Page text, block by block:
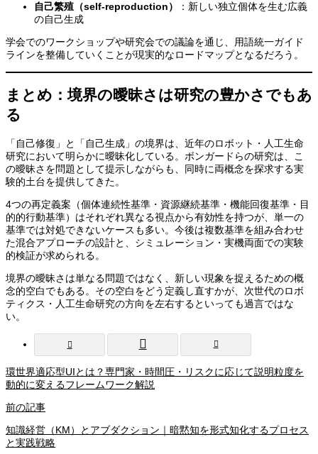
自己繁殖（self-reproduction）
：新しい独立個体を生む広義
の自己生成
学会でのワークショップや研究会での議論を通じ、用語統一ガイド
ラインを整備していくことが現実的なロードマップとなるだろう。
まとめ：境界の曖昧さは研究の豊かさでもあ
る
「自己修復」と「自己生成」の境界は、近年のロボット・人工生命
研究において明らかに曖昧化している。ボンガードらの研究は、こ
の曖昧さを問題として提示しながらも、同時に両概念を探求する実
験的土台を提供してきた。
4つの再定義案（個体連続性基準・資源継続基準・機能回復基準・目
的的行動基準）はそれぞれ異なる視点から有効性を持つが、単一の
基準では対処できないケースも多い。今後は複数基準を組み合わせ
た混合アプローチの設計と、シミュレーション・実機両面での実験
的検証が求められる。
境界の曖昧さは単なる問題ではなく、新しい現象を捉えるための概
念的空白でもある。その空白をどう定義し直すかが、次世代のロボ
ティクス・人工生命研究の方向を左右するといっても過言ではな
い。
環世界適応型UIとは？専門家・時間圧・リスクに応じて説明粒度を
動的に変えるフレームワーク解説
前の記事
知識経営（KM）とアブダクション｜暗黙知を形式知化するプロセス
と実践戦略